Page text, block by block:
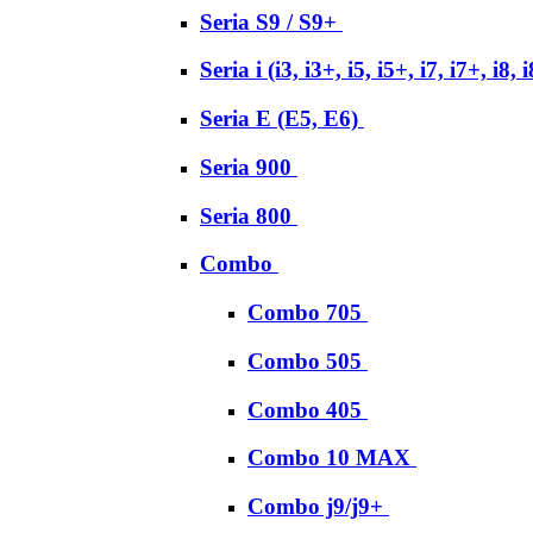
Seria S9 / S9+
Seria i (i3, i3+, i5, i5+, i7, i7+, i8,
Seria E (E5, E6)
Seria 900
Seria 800
Combo
Combo 705
Combo 505
Combo 405
Combo 10 MAX
Combo j9/j9+